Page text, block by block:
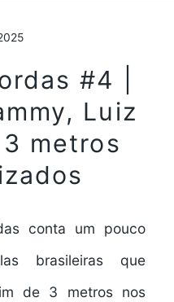
#4 |
Luiz
metros
conta um pouco
brasileiras que
de 3 metros nos